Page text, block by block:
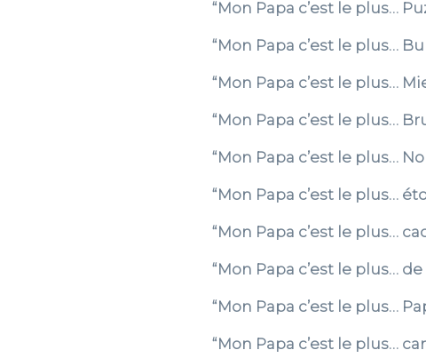
“Mon Papa c’est le plus…
“Mon Papa c’est le plus…
“Mon Papa c’est le plus…
“Mon Papa c’est le plus…
“Mon Papa c’est le plus…
“Mon Papa c’est le plus…
“Mon Papa c’est le plus…
“Mon Papa c’est le plus…
“Mon Papa c’est le plus…
“Mon Papa c’est le plus…